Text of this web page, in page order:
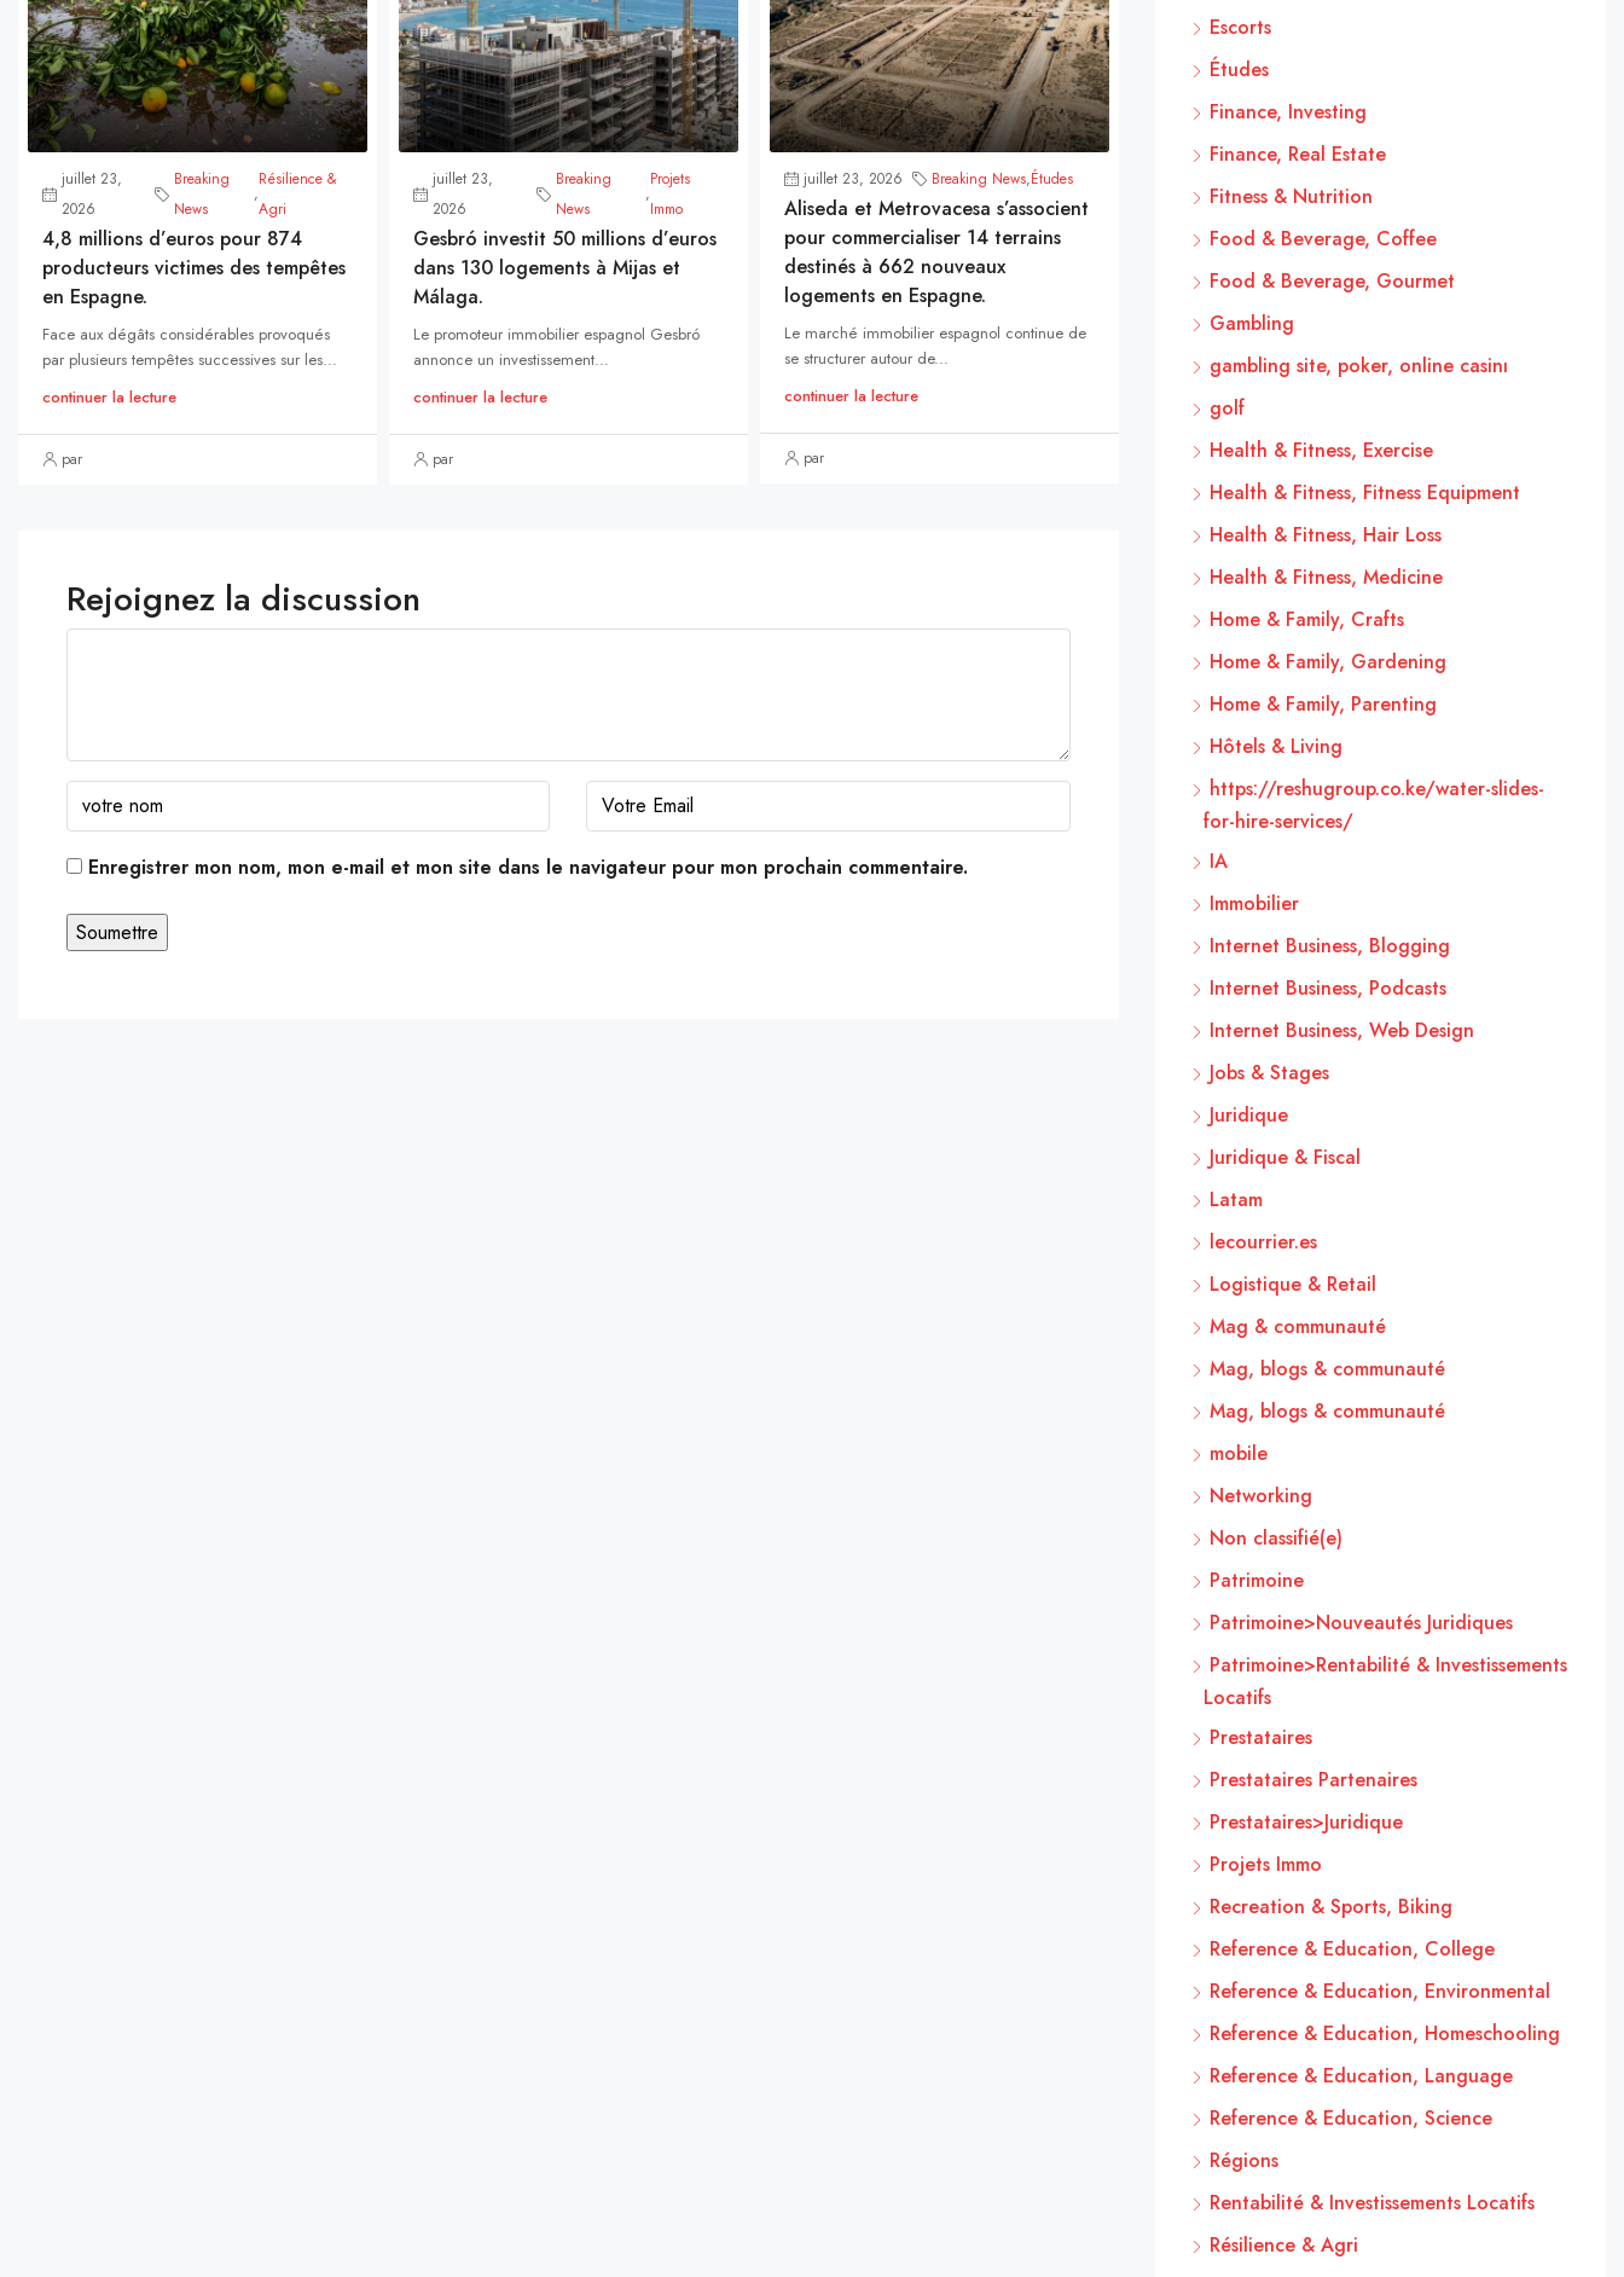
juillet 23,
2026
Breaking
News
,
Résilience &
Agri
4,8 millions d’euros pour 874
producteurs victimes des tempêtes
en Espagne.
Face aux dégâts considérables provoqués
par plusieurs tempêtes successives sur les...
continuer la lecture
par
juillet 23,
2026
Breaking
News
,
Projets
Immo
Gesbró investit 50 millions d’euros
dans 130 logements à Mijas et
Málaga.
Le promoteur immobilier espagnol Gesbró
annonce un investissement...
continuer la lecture
par
juillet 23, 2026 Breaking News,Études
Aliseda et Metrovacesa s’associent
pour commercialiser 14 terrains
destinés à 662 nouveaux
logements en Espagne.
Le marché immobilier espagnol continue de
se structurer autour de...
continuer la lecture
par
Rejoignez la discussion
Enregistrer mon nom, mon e-mail et mon site dans le navigateur pour mon prochain commentaire.
Escorts
Études
Finance, Investing
Finance, Real Estate
Fitness & Nutrition
Food & Beverage, Coffee
Food & Beverage, Gourmet
Gambling
gambling site, poker, online casinı
golf
Health & Fitness, Exercise
Health & Fitness, Fitness Equipment
Health & Fitness, Hair Loss
Health & Fitness, Medicine
Home & Family, Crafts
Home & Family, Gardening
Home & Family, Parenting
Hôtels & Living
https://reshugroup.co.ke/water-slides-
for-hire-services/
IA
Immobilier
Internet Business, Blogging
Internet Business, Podcasts
Internet Business, Web Design
Jobs & Stages
Juridique
Juridique & Fiscal
Latam
lecourrier.es
Logistique & Retail
Mag & communauté
Mag, blogs & communauté
Mag, blogs & communauté
mobile
Networking
Non classifié(e)
Patrimoine
Patrimoine>Nouveautés Juridiques
Patrimoine>Rentabilité & Investissements
Locatifs
Prestataires
Prestataires Partenaires
Prestataires>Juridique
Projets Immo
Recreation & Sports, Biking
Reference & Education, College
Reference & Education, Environmental
Reference & Education, Homeschooling
Reference & Education, Language
Reference & Education, Science
Régions
Rentabilité & Investissements Locatifs
Résilience & Agri